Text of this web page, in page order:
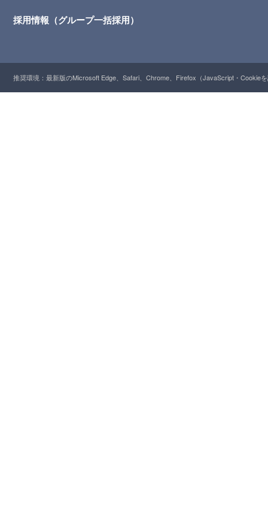
採用情報（グループ一括採用）
推奨環境：最新版のMicrosoft Edge、Safari、Chrome、Firefox（JavaScript・Cookie